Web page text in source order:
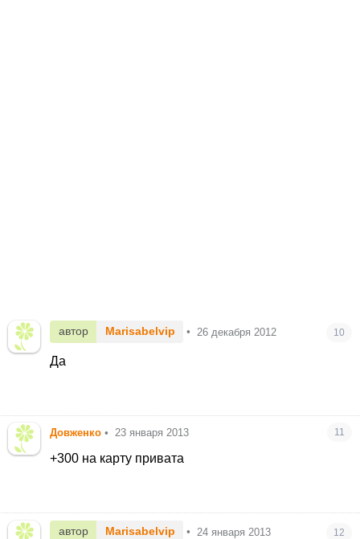
автор Marisabelvip • 26 декабря 2012 10
Да
Довженко • 23 января 2013 11
+300 на карту привата
автор Marisabelvip • 24 января 2013 12